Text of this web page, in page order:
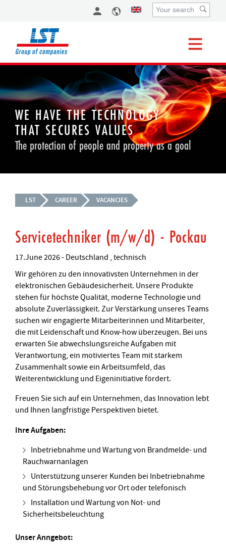
WE HAVE THE TECHNOLOGY
THAT SECURES VALUES
The protection of people and property as a goal
LST CAREER VACANCIES
Servicetechniker (m/w/d) - Pockau
17.June 2026- Deutschland technisch
Wir gehören zu den innovativsten Unternehmen in der
elektronischen Gebäudesicherheit. Unsere Produkte
stehen für höchste Qualität, moderne Technologie und
absolute Zuverlässigkeit. Zur Verstärkung unseres Teams
suchen wir engagierte Mitarbeiterinnen und Mitarbeiter,
die mit Leidenschaft und Know-how überzeugen. Bei uns
erwarten Sie abwechslungsreiche Aufgaben mit
Verantwortung, ein motiviertes Team mit starkem
Zusammenhalt sowie ein Arbeitsumfeld, das
Weiterentwicklung und Eigeninitiative fördert.
Freuen Sie sich auf ein Unternehmen, das Innovation lebt
und Ihnen langfristige Perspektiven bietet.
Ihre Aufgaben:
Inbetriebnahme und Wartung von Brandmelde- und
Rauchwarnanlagen
Unterstützung unserer Kunden bei Inbetriebnahme
und Störungsbehebung vor Ort oder telefonisch
Installation und Wartung von Not- und
Sicherheitsbeleuchtung
Unser Anngebot: